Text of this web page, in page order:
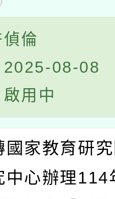
倫
2025-08-08
用中
國家教育研
中心辦理114